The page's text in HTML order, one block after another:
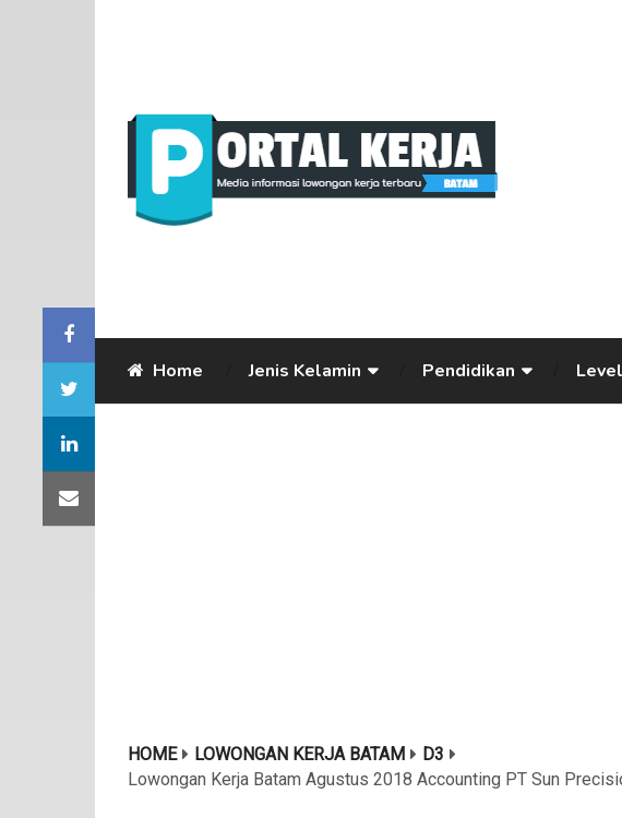
Home Jenis Kelamin Pendidikan Level
HOME LOWONGAN KERJA BATAM
D3
Lowongan Kerja Batam Agustus 2018 Accounting PT Sun